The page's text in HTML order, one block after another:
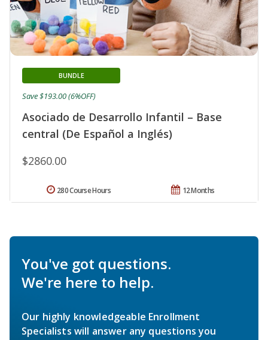
Asociado de Desarrollo Infantil – Base
central (De Español a Inglés)
BUNDLE
$2860.00
Save $193.00 (6%OFF)
12 Months
280 Course Hours
You've got questions.
We're here to help.
Our highly knowledgeable Enrollment
Specialists will answer any questions you